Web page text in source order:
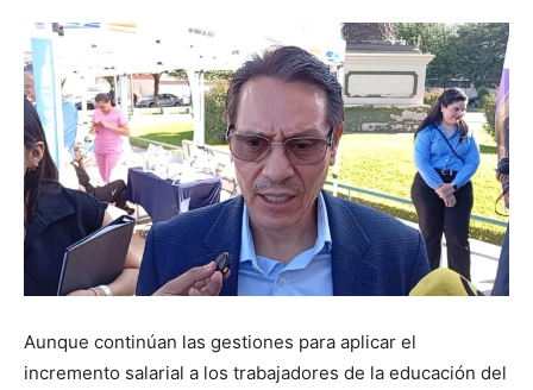
Aunque continúan las gestiones para aplicar el
incremento salarial a los trabajadores de la educación del